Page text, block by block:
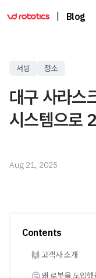
Blog
서빙 청소
대구 사라스
시스템으로
Aug 21, 2025
Contents
🙌 고객사 소개
🤔 왜 로봇을 도입했